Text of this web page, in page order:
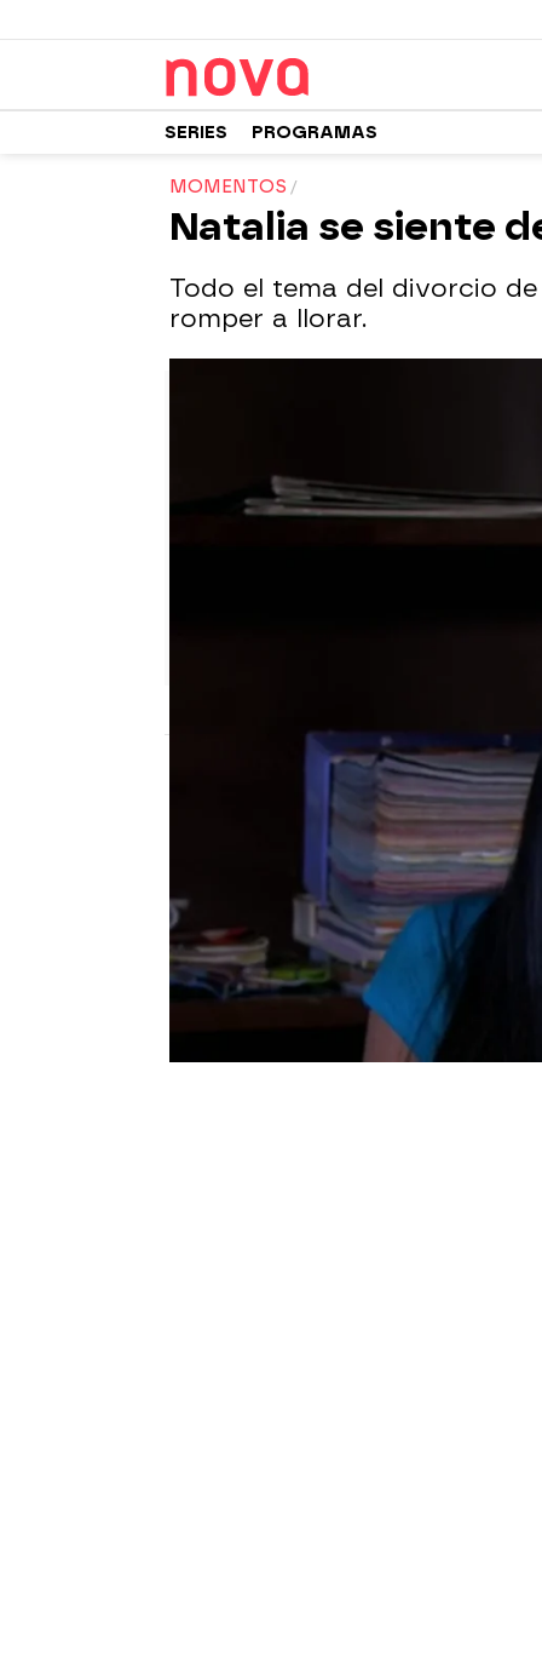
SERIES PROGRAMAS
MOMENTOS
Natalia se siente
Todo el tema del divorcio
romper a llorar.
02 de noviembre de 2017,
Diego De que te quiero, te quiero